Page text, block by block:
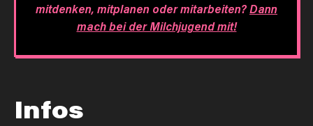
mitdenken, mitplanen oder mitarbeiten?Dann
mach bei der Milchjugend mit!
Infos